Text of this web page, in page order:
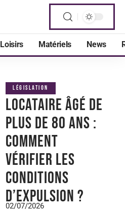
Loisirs Matériels News
LÉGISLATION
Locataire âgé de
plus de 80 ans :
comment
vérifier les
conditions
d’expulsion ?
02/07/2026